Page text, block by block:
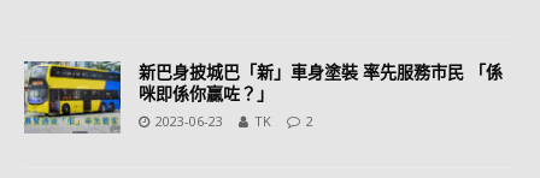
新巴身披城巴「新」車身塗裝 率先服務市民 「係
咪即係你贏咗？」
2023-06-23 TK 2